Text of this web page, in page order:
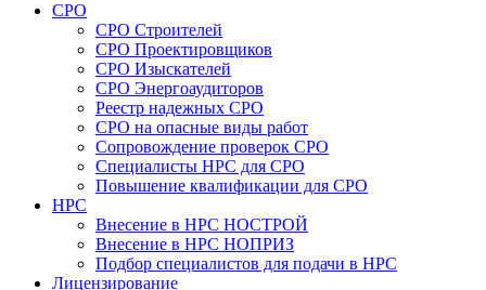
СРО
СРО Строителей
СРО Проектировщиков
СРО Изыскателей
СРО Энергоаудиторов
Реестр надежных СРО
СРО на опасные виды работ
Сопровождение проверок СРО
Специалисты НРС для СРО
Повышение квалификации для СРО
НРС
Внесение в НРС НОСТРОЙ
Внесение в НРС НОПРИЗ
Подбор специалистов для подачи в НРС
Лицензирование